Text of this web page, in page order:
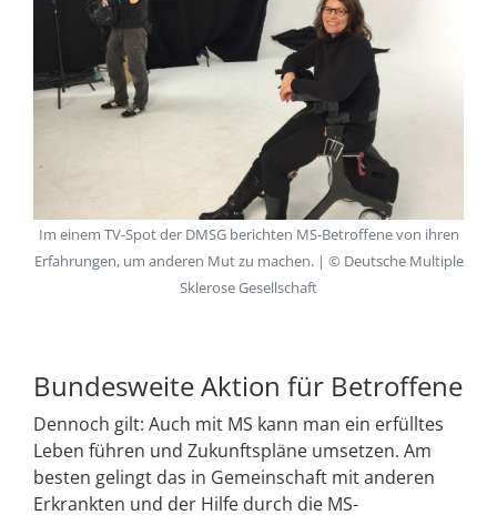
Im einem TV-Spot der DMSG berichten MS-Betroffene von ihren
Erfahrungen, um anderen Mut zu machen. | © Deutsche Multiple
Sklerose Gesellschaft
Bundesweite Aktion für Betroffene
Dennoch gilt: Auch mit MS kann man ein erfülltes
Leben führen und Zukunftspläne umsetzen. Am
besten gelingt das in Gemeinschaft mit anderen
Erkrankten und der Hilfe durch die MS-